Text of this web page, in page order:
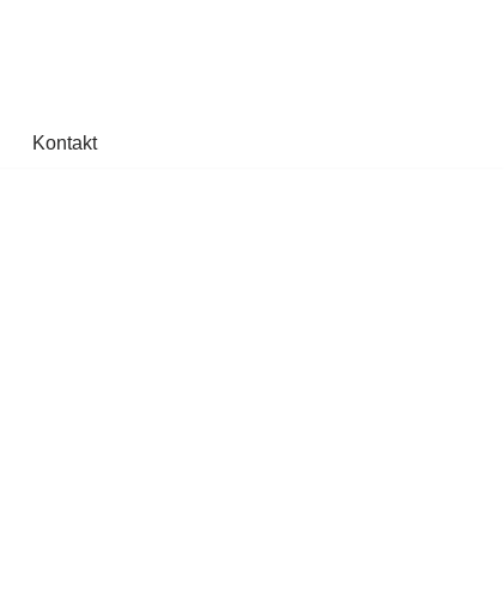
Kontakt